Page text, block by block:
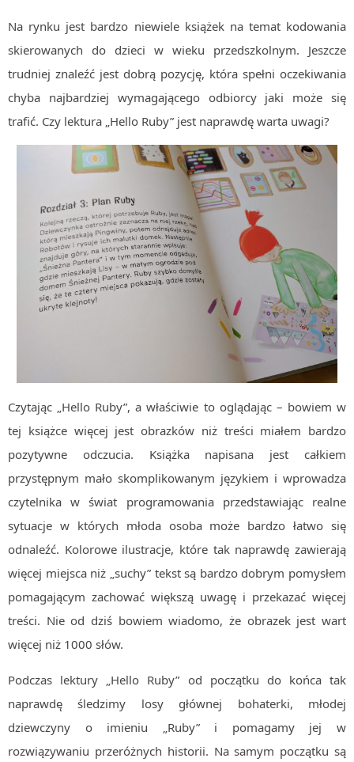
Na rynku jest bardzo niewiele książek na temat kodowania
skierowanych do dzieci w wieku przedszkolnym. Jeszcze
trudniej znaleźć jest dobrą pozycję, która spełni oczekiwania
chyba najbardziej wymagającego odbiorcy jaki może się
trafić. Czy lektura „Hello Ruby” jest naprawdę warta uwagi?
Czytając „Hello Ruby”, a właściwie to oglądając – bowiem w
tej książce więcej jest obrazków niż treści miałem bardzo
pozytywne odczucia. Książka napisana jest całkiem
przystępnym mało skomplikowanym językiem i wprowadza
czytelnika w świat programowania przedstawiając realne
sytuacje w których młoda osoba może bardzo łatwo się
odnaleźć. Kolorowe ilustracje, które tak naprawdę zawierają
więcej miejsca niż „suchy” tekst są bardzo dobrym pomysłem
pomagającym zachować większą uwagę i przekazać więcej
treści. Nie od dziś bowiem wiadomo, że obrazek jest wart
więcej niż 1000 słów.
Podczas lektury „Hello Ruby” od początku do końca tak
naprawdę śledzimy losy głównej bohaterki, młodej
dziewczyny o imieniu „Ruby” i pomagamy jej w
rozwiązywaniu przeróżnych historii. Na samym początku są